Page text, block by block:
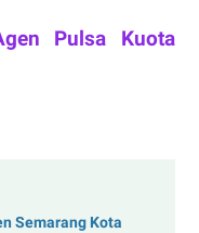
Pulsa Kuota
Semarang Kota